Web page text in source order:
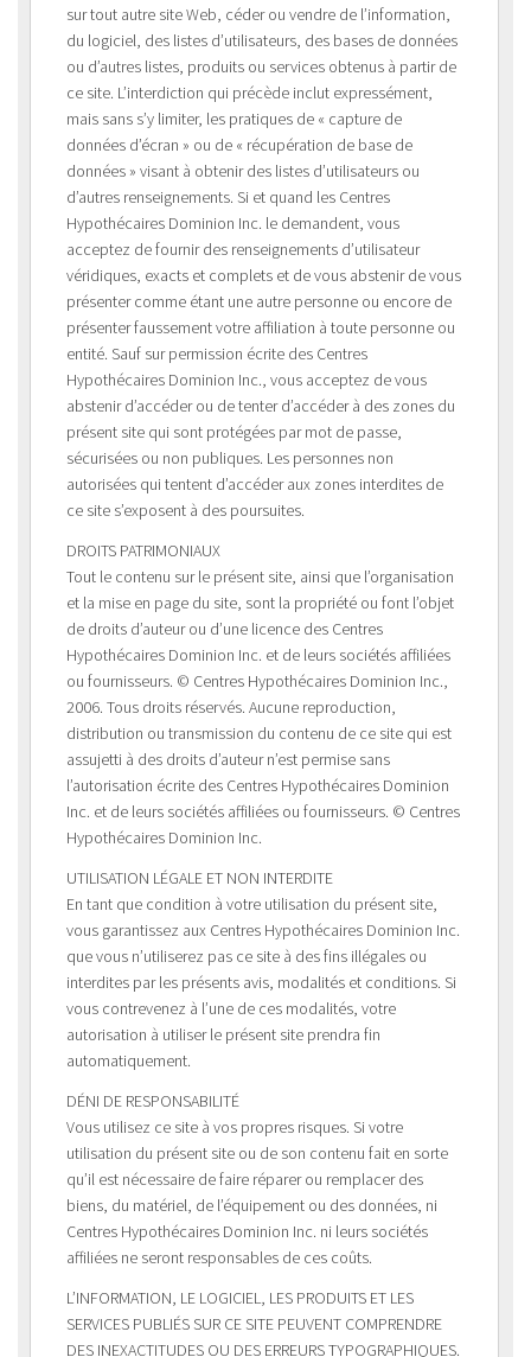
sur tout autre site Web, céder ou vendre de l’information,
du logiciel, des listes d’utilisateurs, des bases de données
ou d’autres listes, produits ou services obtenus à partir de
ce site. L’interdiction qui précède inclut expressément,
mais sans s’y limiter, les pratiques de « capture de
données d’écran » ou de « récupération de base de
données » visant à obtenir des listes d’utilisateurs ou
d’autres renseignements. Si et quand les Centres
Hypothécaires Dominion Inc. le demandent, vous
acceptez de fournir des renseignements d’utilisateur
véridiques, exacts et complets et de vous abstenir de vous
présenter comme étant une autre personne ou encore de
présenter faussement votre affiliation à toute personne ou
entité. Sauf sur permission écrite des Centres
Hypothécaires Dominion Inc., vous acceptez de vous
abstenir d’accéder ou de tenter d’accéder à des zones du
présent site qui sont protégées par mot de passe,
sécurisées ou non publiques. Les personnes non
autorisées qui tentent d’accéder aux zones interdites de
ce site s’exposent à des poursuites.
DROITS PATRIMONIAUX
Tout le contenu sur le présent site, ainsi que l’organisation
et la mise en page du site, sont la propriété ou font l’objet
de droits d’auteur ou d’une licence des Centres
Hypothécaires Dominion Inc. et de leurs sociétés affiliées
ou fournisseurs. © Centres Hypothécaires Dominion Inc.,
2006. Tous droits réservés. Aucune reproduction,
distribution ou transmission du contenu de ce site qui est
assujetti à des droits d’auteur n’est permise sans
l’autorisation écrite des Centres Hypothécaires Dominion
Inc. et de leurs sociétés affiliées ou fournisseurs. © Centres
Hypothécaires Dominion Inc.
UTILISATION LÉGALE ET NON INTERDITE
En tant que condition à votre utilisation du présent site,
vous garantissez aux Centres Hypothécaires Dominion Inc.
que vous n’utiliserez pas ce site à des fins illégales ou
interdites par les présents avis, modalités et conditions. Si
vous contrevenez à l’une de ces modalités, votre
autorisation à utiliser le présent site prendra fin
automatiquement.
DÉNI DE RESPONSABILITÉ
Vous utilisez ce site à vos propres risques. Si votre
utilisation du présent site ou de son contenu fait en sorte
qu’il est nécessaire de faire réparer ou remplacer des
biens, du matériel, de l’équipement ou des données, ni
Centres Hypothécaires Dominion Inc. ni leurs sociétés
affiliées ne seront responsables de ces coûts.
L’INFORMATION, LE LOGICIEL, LES PRODUITS ET LES
SERVICES PUBLIÉS SUR CE SITE PEUVENT COMPRENDRE
DES INEXACTITUDES OU DES ERREURS TYPOGRAPHIQUES.